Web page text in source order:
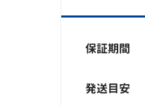
保証期間
発送目安